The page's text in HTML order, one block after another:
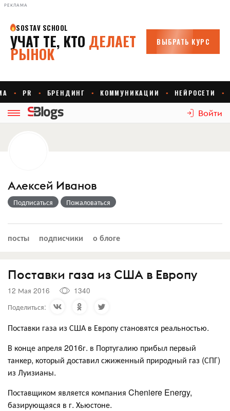
РЕКЛАМА
Войти
Алексей Иванов
Подписаться Пожаловаться
посты подписчики о блоге
Поставки газа из США в Европу
12 Мая 2016
1340
Поделиться:
Поставки газа из США в Европу становятся реальностью.
В конце апреля 2016г. в Португалию прибыл первый
танкер, который доставил сжиженный природный газ (СПГ)
из Луизианы.
Поставщиком является компания Cheniere Energy,
базирующаяся в г. Хьюстоне.